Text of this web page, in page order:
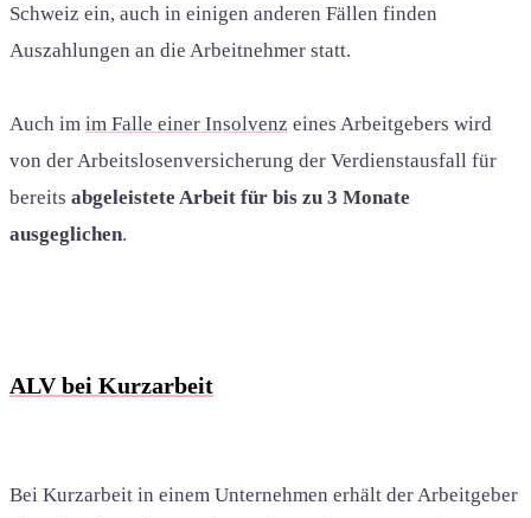
Schweiz ein, auch in einigen anderen Fällen finden
Auszahlungen an die Arbeitnehmer statt.
Auch im im Falle einer Insolvenz eines Arbeitgebers wird
von der Arbeitslosenversicherung der Verdienstausfall für
bereits abgeleistete Arbeit für bis zu 3 Monate
ausgeglichen.
ALV bei Kurzarbeit
Bei Kurzarbeit in einem Unternehmen erhält der Arbeitgeber